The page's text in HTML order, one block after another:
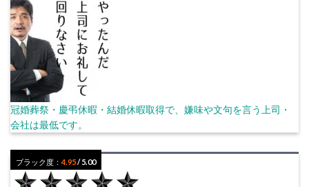
冠婚葬祭・慶弔休暇・結婚休暇取得で、嫌味や文句を言う上司・
会社は最低です。
ブラック度：4.95/ 5.00